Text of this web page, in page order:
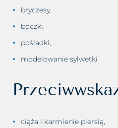
bryczesy,
boczki,
pośladki,
modelowanie sylwetki
ciąża i karmienie piersią,